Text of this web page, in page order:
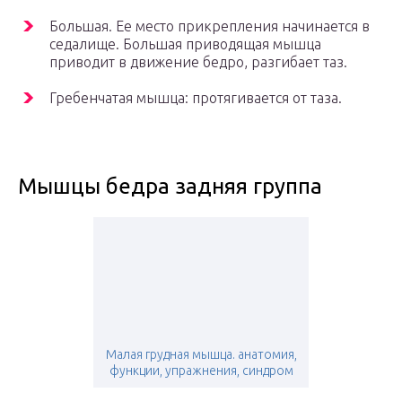
Большая. Ее место прикрепления начинается в
седалище. Большая приводящая мышца
приводит в движение бедро, разгибает таз.
Гребенчатая мышца: протягивается от таза.
Мышцы бедра задняя группа
Малая грудная мышца. анатомия,
функции, упражнения, синдром